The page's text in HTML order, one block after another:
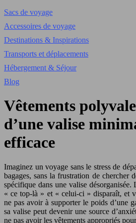
Sacs de voyage
Accessoires de voyage
Destinations & Inspirations
Transports et déplacements
Hébergement & Séjour
Blog
Vêtements
d’une valise
efficace
Imaginez un voyage sans le stress de dépasser la limite de poids des
bagages, sans la frustration de chercher
spécifique dans une valise désorganisée.
« ce top-là » et « celui-ci » disparaît, et
ne pas avoir à supporter le poids d’une
sa valise peut devenir une source
ne pas avoir les vêtements appropriés